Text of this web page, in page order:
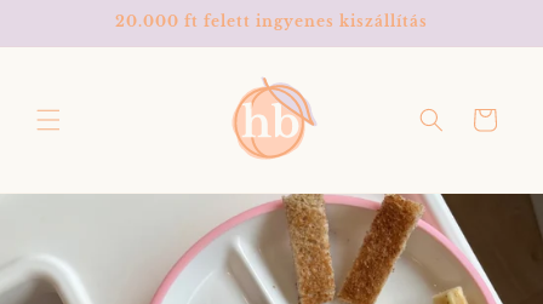
20.000 ft felett ingyenes kiszállítás
Kosár